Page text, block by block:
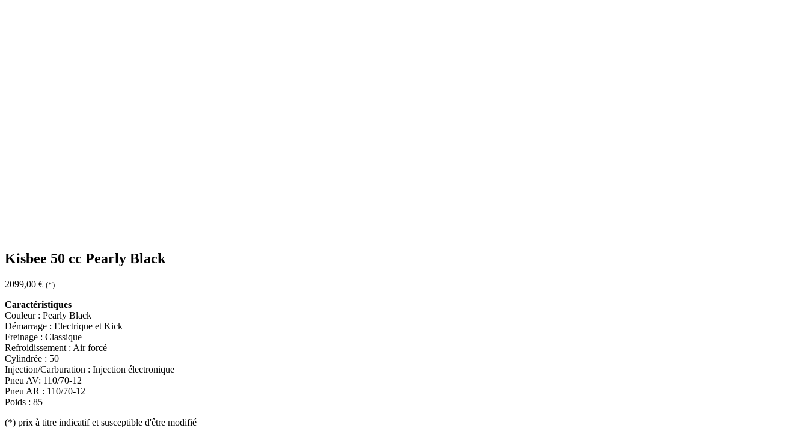
Kisbee 50 cc Pearly Black
2099,00 € (*)
Caractéristiques
Couleur : Pearly Black
Démarrage : Electrique et Kick
Freinage : Classique
Refroidissement : Air forcé
Cylindrée : 50
Injection/Carburation : Injection électronique
Pneu AV: 110/70-12
Pneu AR : 110/70-12
Poids : 85
(*) prix à titre indicatif et susceptible d'être modifié